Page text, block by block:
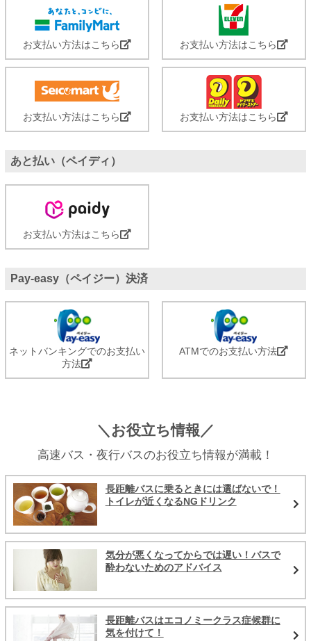
お支払い方法はこちら お支払い方法はこちら
お支払い方法はこちら お支払い方法はこちら
あと払い（ペイディ）
お支払い方法はこちら
Pay-easy（ペイジー）決済
ネットバンキングでのお支払い
方法
ATMでのお支払い方法
＼お役立ち情報／
高速バス・夜行バスのお役立ち情報が満載！
長距離バスに乗るときには選ばないで！
トイレが近くなるNGドリンク
気分が悪くなってからでは遅い！バスで
酔わないためのアドバイス
長距離バスはエコノミークラス症候群に
気を付けて！